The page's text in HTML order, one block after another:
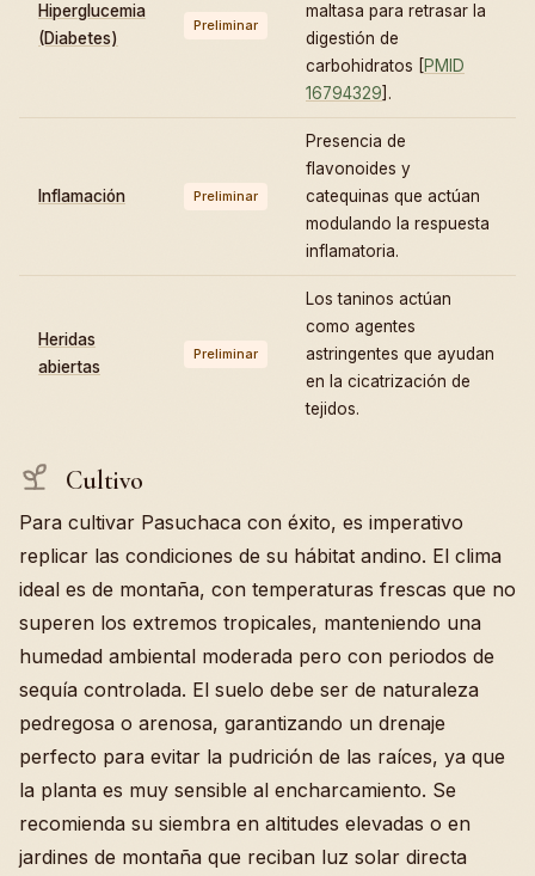
Hiperglucemia
(Diabetes)
Preliminar
maltasa para retrasar la
digestión de
carbohidratos [PMID
16794329].
Inflamación Preliminar
Presencia de
flavonoides y
catequinas que actúan
modulando la respuesta
inflamatoria.
Heridas
abiertas
Preliminar
Los taninos actúan
como agentes
astringentes que ayudan
en la cicatrización de
tejidos.
Cultivo
Para cultivar Pasuchaca con éxito, es imperativo
replicar las condiciones de su hábitat andino. El clima
ideal es de montaña, con temperaturas frescas que no
superen los extremos tropicales, manteniendo una
humedad ambiental moderada pero con periodos de
sequía controlada. El suelo debe ser de naturaleza
pedregosa o arenosa, garantizando un drenaje
perfecto para evitar la pudrición de las raíces, ya que
la planta es muy sensible al encharcamiento. Se
recomienda su siembra en altitudes elevadas o en
jardines de montaña que reciban luz solar directa